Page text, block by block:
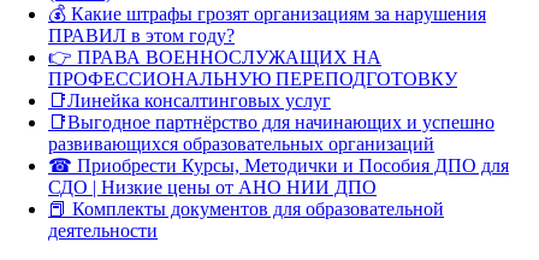
💰 Какие штрафы грозят организациям за нарушения
ПРАВИЛ в этом году?
👉 ПРАВА ВОЕННОСЛУЖАЩИХ НА
ПРОФЕССИОНАЛЬНУЮ ПЕРЕПОДГОТОВКУ
📑Линейка консалтинговых услуг
📑Выгодное партнёрство для начинающих и успешно
развивающихся образовательных организаций
☎ Приобрести Курсы, Методички и Пособия ДПО для
СДО | Низкие цены от АНО НИИ ДПО
📕 Комплекты документов для образовательной
деятельности